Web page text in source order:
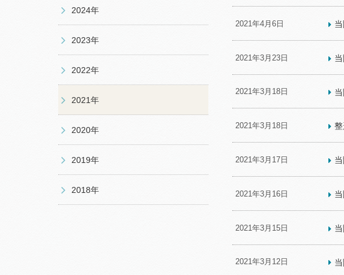
2021年4月6日
2021年3月23日
2021年3月18日
2021年3月18日
2021年3月17日
2021年3月16日
2021年3月15日
2021年3月12日
2024年
2023年
2022年
2021年
2020年
2019年
2018年